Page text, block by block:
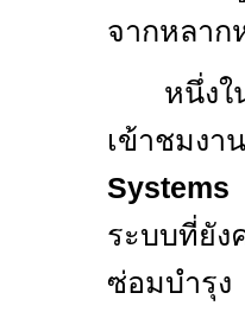
จากหลาก
หนึ่งใ
เข้าชมง
Systems
ระบบที่ยัง
ซ่อมบำรุง